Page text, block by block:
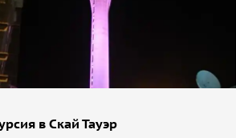
в Скай Тауэр